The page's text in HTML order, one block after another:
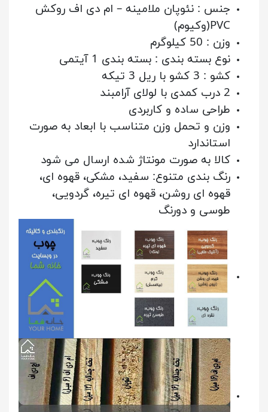
جنس : نئوپان ملامینه – ام دی اف روکش
PVC(وکیوم)
وزن : 50 کیلوگرم
نوع بسته بندی : بسته بندی 1 آیتمی
کشو : 3 کشو با ریل 3 تیکه
2 درب کمدی با لولای آرامبند
طراحی ساده و کاربردی
وزن و تحمل وزن متناسب با ابعاد به صورت
استاندارد
کالا به صورت مونتاژ شده ارسال می شود
رنگ بندی متنوع: سفید، مشکی، قهوه ای،
قهوه ای روشن، قهوه ای تیره، گردویی،
طوسی و دورنگ